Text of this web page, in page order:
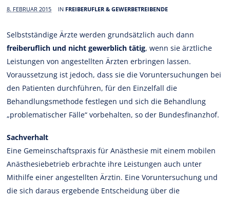
8. FEBRUAR 2015 IN FREIBERUFLER & GEWERBETREIBENDE
Selbstständige Ärzte werden grundsätzlich auch dann
freiberuflich und nicht gewerblich tätig, wenn sie ärztliche
Leistungen von angestellten Ärzten erbringen lassen.
Voraussetzung ist jedoch, dass sie die Voruntersuchungen bei
den Patienten durchführen, für den Einzelfall die
Behandlungsmethode festlegen und sich die Behandlung
„problematischer Fälle“ vorbehalten, so der Bundesfinanzhof.
Sachverhalt
Eine Gemeinschaftspraxis für Anästhesie mit einem mobilen
Anästhesiebetrieb erbrachte ihre Leistungen auch unter
Mithilfe einer angestellten Ärztin. Eine Voruntersuchung und
die sich daraus ergebende Entscheidung über die